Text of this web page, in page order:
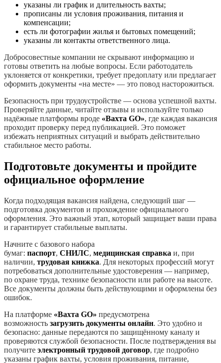
указаны ли график и длительность вахты;
прописаны ли условия проживания, питания и
компенсации;
есть ли фотографии жилья и бытовых помещений;
указаны ли контакты ответственного лица.
Добросовестные компании не скрывают информацию и
готовы ответить на любые вопросы. Если работодатель
уклоняется от конкретики, требует предоплату или предлагает
оформить документы «на месте» — это повод насторожиться.
Безопасность при трудоустройстве — основа успешной вахты.
Проверяйте данные, читайте отзывы и используйте только
надёжные платформы вроде «Вахта GO», где каждая вакансия
проходит проверку перед публикацией. Это поможет
избежать неприятных ситуаций и выбрать действительно
стабильное место работы.
Подготовьте документы и пройдите
официальное оформление
Когда подходящая вакансия найдена, следующий шаг —
подготовка документов и прохождение официального
оформления. Это важный этап, который защищает ваши права
и гарантирует стабильные выплаты.
Начните с базового набора
бумаг: паспорт, СНИЛС, медицинская справка и, при
наличии, трудовая книжка. Для некоторых профессий могут
потребоваться дополнительные удостоверения — например,
по охране труда, технике безопасности или работе на высоте.
Все документы должны быть действующими и оформлены без
ошибок.
На платформе «Вахта GO» предусмотрена
возможность загрузить документы онлайн. Это удобно и
безопасно: данные передаются по защищённому каналу и
проверяются службой безопасности. После подтверждения вы
получите электронный трудовой договор, где подробно
указаны график вахты, условия проживания, питание,